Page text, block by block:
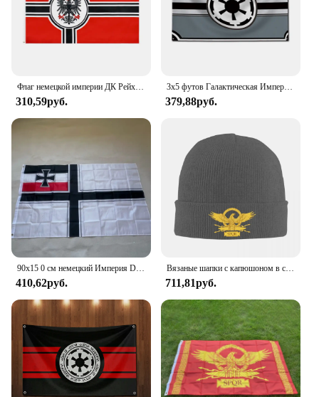
Флаг немецкой империи ДК Рейха 90x150 см
310,59руб.
3x5 футов Галактическая Империя Rebel Альянс флаг полиэфир цифровая печать баннер для украшения гаража или наружных дверей
379,88руб.
410,62руб.
Вязаные шапки с капюшоном в стиле Святой Римской империи, модные теплые шапки, зимние мягкие эластичные толстые модные шапки-бини
711,81руб.